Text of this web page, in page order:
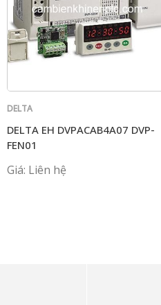
DELTA
DELTA EH DVPACAB4A07 DVP-
FEN01
Giá: Liên hệ